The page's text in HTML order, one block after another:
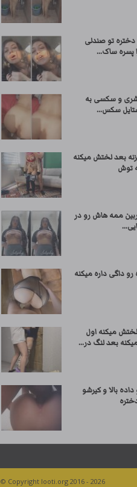
تو صندلی
پسره ساک...
و سکسی به
سکس...
بعد لختش میکنه
توش
ممه هاش رو در
داگی داره میکنه
میکنه اول
بعد لنگ در...
بالا و کیرشو
© Copyright looti.org 2016 - 2026